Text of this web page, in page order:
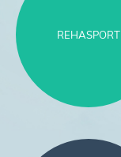
REHASPORT